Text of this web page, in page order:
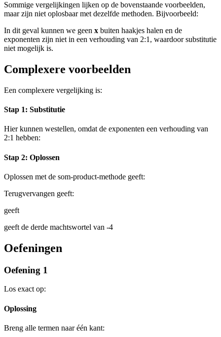
Sommige vergelijkingen lijken op de bovenstaande voorbeelden,
maar zijn niet oplosbaar met dezelfde methoden. Bijvoorbeeld:
In dit geval kunnen we geen x buiten haakjes halen en de
exponenten zijn niet in een verhouding van 2:1, waardoor substitutie
niet mogelijk is.
Complexere voorbeelden
Een complexere vergelijking is:
Stap 1: Substitutie
Hier kunnen westellen, omdat de exponenten een verhouding van
2:1 hebben:
Stap 2: Oplossen
Oplossen met de som-product-methode geeft:
Terugvervangen geeft:
geeft
geeft de derde machtswortel van -4
Oefeningen
Oefening 1
Los exact op:
Oplossing
Breng alle termen naar één kant: